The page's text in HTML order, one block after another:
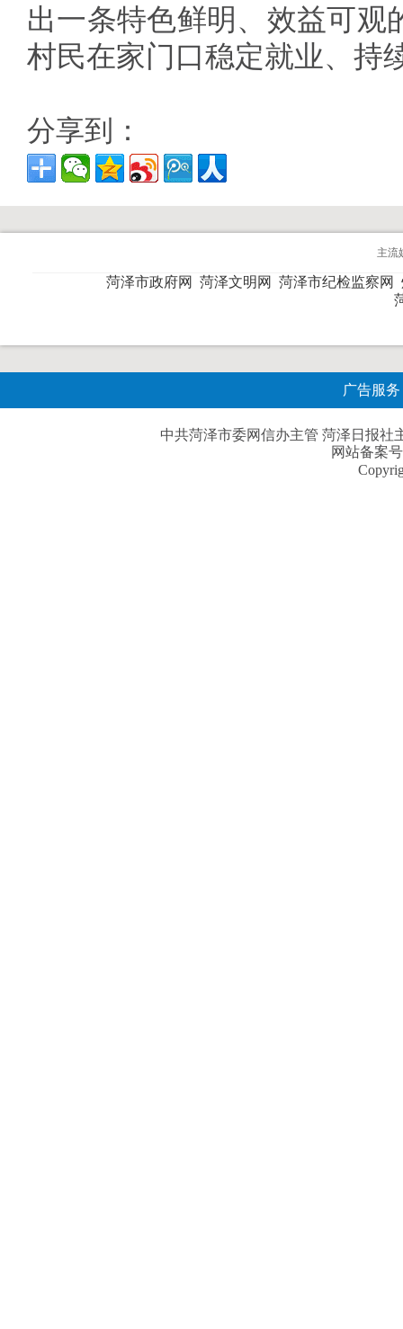
出一条特色鲜明、效益可观
村民在家门口稳定就业、持
分享到：
主流
菏泽市政府网 菏泽文明网 菏泽市纪检监察网
广告服务
中共菏泽市委网信办主管 菏泽日报社
网站备案